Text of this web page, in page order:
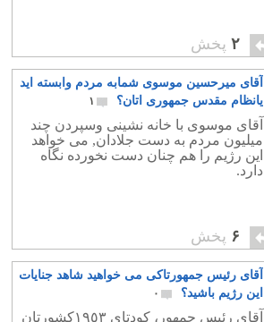
۲ پخش
آقای میرحسین موسوی شمابه مردم وابسته اید
یانظام مقدس جمهوری اتان؟
۱
آقای موسوی با خانه نشینی وسپردن چند
میلیون مردم به دست جلادان, می خواهد
این رژیم را هم چنان دست نخورده نگاه
دارد.
۶ پخش
آقای رئیس جمهورتاکی می خواهید شاهد جنایات
این رژیم باشید؟
۰
آقای رئیس جمهور، کودتای ١٩٥٣کشورتان